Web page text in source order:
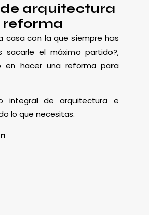
arquitectura
reforma
casa con la que siempre has
sacarle el máximo partido?,
en hacer una reforma para
integral de arquitectura e
lo que necesitas.